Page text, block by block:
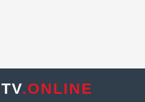
TV.ONLINE